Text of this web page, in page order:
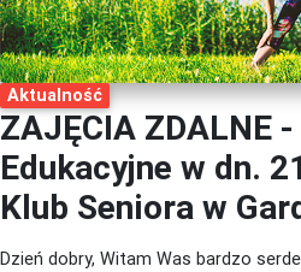
Aktualność
ZAJĘCIA ZDALNE
Edukacyjne w dn.
Klub Seniora w
Dzień dobry, Witam Was bardzo